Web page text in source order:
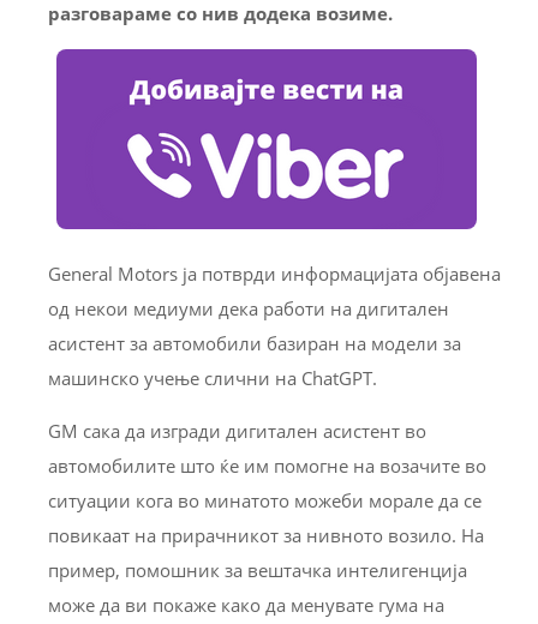
разговараме со нив додека возиме.
General Motors ја потврди информацијата објавена
од некои медиуми дека работи на дигитален
асистент за автомобили базиран на модели за
машинско учење слични на ChatGPT.
GM сака да изгради дигитален асистент во
автомобилите што ќе им помогне на возачите во
ситуации кога во минатото можеби морале да се
повикаат на прирачникот за нивното возило. На
пример, помошник за вештачка интелигенција
може да ви покаже како да менувате гума на